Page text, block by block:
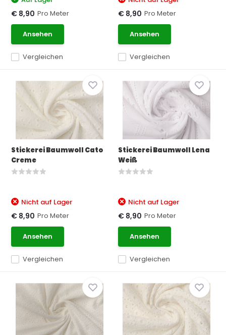
Vergleichen
€ 8,90 Pro Meter
Ansehen
Vergleichen
€ 8,90 Pro Meter
Ansehen
Stickerei Baumwoll Cato
Creme
Vergleichen
Nicht auf Lager
€ 8,90 Pro Meter
Ansehen
Stickerei Baumwoll Lena
Weiß
Vergleichen
Nicht auf Lager
€ 8,90 Pro Meter
Ansehen